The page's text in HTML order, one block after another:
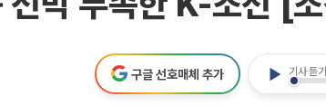
기사 듣기
구글 선호매체 추가